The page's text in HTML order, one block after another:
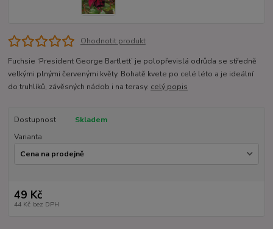
Ohodnotit produkt
Fuchsie ‘President George Bartlett’ je polopřevislá odrůda se středně
velkými plnými červenými květy. Bohatě kvete po celé léto a je ideální
do truhlíků, závěsných nádob i na terasy. celý popis
Dostupnost
Skladem
Varianta
49 Kč
44 Kč bez DPH